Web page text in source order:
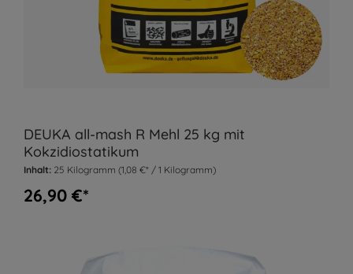
DEUKA all-mash R Mehl 25 kg mit
Kokzidiostatikum
Inhalt: 25 Kilogramm (1,08 €* / 1 Kilogramm)
26,90 €*